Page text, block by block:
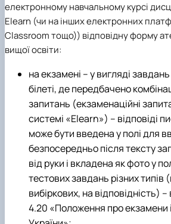
електронному навчальному курсі
Elearn (чи на інших електронних
Classroom тощо)) відповідну форму
вищої освіти:
на екзамені – у вигляді
білеті, де передбачено
запитань (екзаменаційні
системі «Elearn») – відповіді
може бути введена у полі для
безпосередньо після тексту
від руки і вкладена як фото у
тестових завдань різних типів
вибіркових, на відповідність)
4.20 «Положення про екзамени